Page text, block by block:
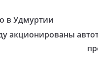
в Удмуртии
акционированы